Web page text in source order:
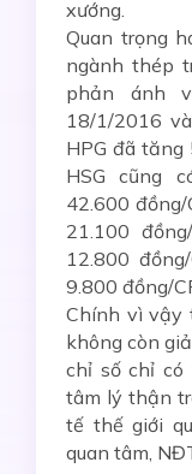
xướng.
Quan trọng
ngành thép
phản ánh
18/1/2016
HPG đã tăng
HSG cũng
42.600
21.100
12.800
9.800 đồng/
Chính vì vậy
không còn
chỉ số chỉ có
tâm lý thận
tế thế giới
quan tâm,